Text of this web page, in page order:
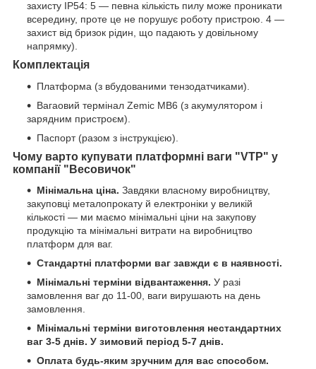
захисту IP54: 5 — певна кількість пилу може проникати
всередину, проте це не порушує роботу пристрою. 4 —
захист від бризок рідин, що падають у довільному
напрямку).
Комплектація
Платформа (з вбудованими тензодатчиками).
Вагаовий термінал Zemic MB6 (з акумулятором і
зарядним пристроєм).
Паспорт (разом з інструкцією).
Чому варто купувати платформні ваги "VTP" у
компанії "Весовичок"
Мінімальна ціна. Завдяки власному виробництву,
закуповці металопрокату й електроніки у великій
кількості — ми маємо мінімальні ціни на закупову
продукцію та мінімальні витрати на виробництво
платформ для ваг.
Стандартні платформи ваг завжди є в наявності.
Мінімальні терміни відвантаження. У разі
замовлення ваг до 11-00, ваги вирушають на день
замовлення.
Мінімальні терміни виготовлення нестандартних
ваг 3-5 днів. У зимовий період 5-7 днів.
Оплата будь-яким зручним для вас способом.